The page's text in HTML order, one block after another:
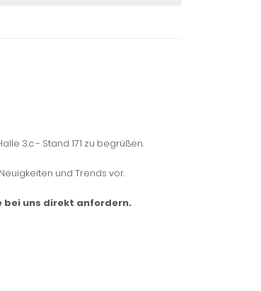
3.c - Stand 171 zu begrüßen.
und Trends vor.
bei uns direkt anfordern.